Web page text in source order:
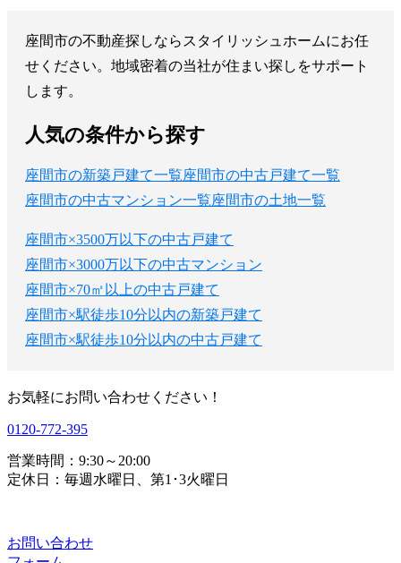
座間市の不動産探しならスタイリッシュホームにお任
せください。地域密着の当社が住まい探しをサポート
します。
人気の条件から探す
座間市の新築戸建て一覧座間市の中古戸建て一覧
座間市の中古マンション一覧座間市の土地一覧
座間市×3500万以下の中古戸建て
座間市×3000万以下の中古マンション
座間市×70㎡以上の中古戸建て
座間市×駅徒歩10分以内の新築戸建て
座間市×駅徒歩10分以内の中古戸建て
お気軽にお問い合わせください！
0120-772-395
営業時間：9:30～20:00
定休日：毎週水曜日、第1･3火曜日
お問い合わせ